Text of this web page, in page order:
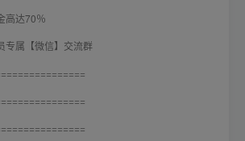
高达70％
专属【微信】交流群